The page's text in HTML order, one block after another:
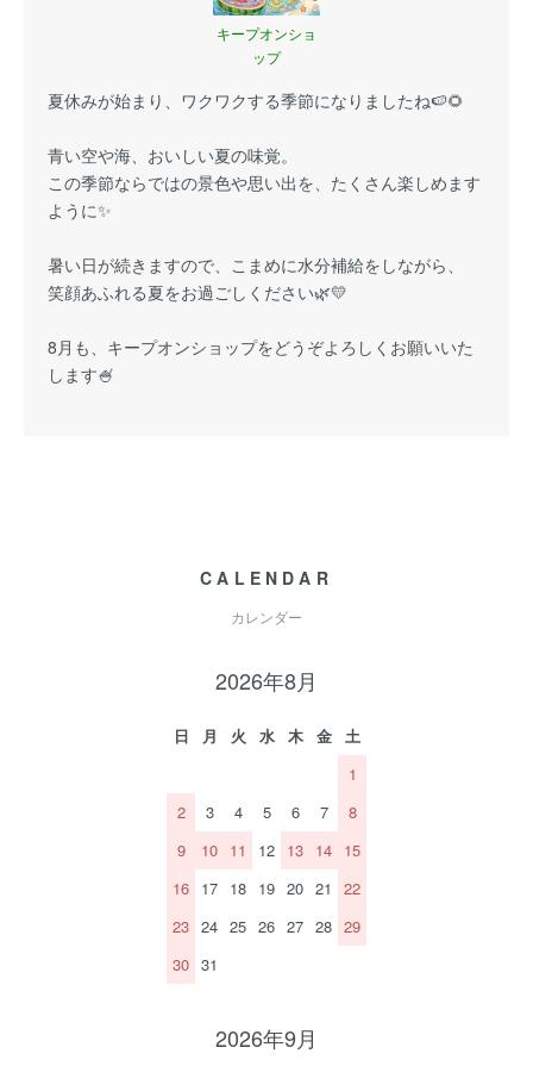
キープオンショ
ップ
夏休みが始まり、ワクワクする季節になりましたね🍉🌻
青い空や海、おいしい夏の味覚。
この季節ならではの景色や思い出を、たくさん楽しめます
ように✨
暑い日が続きますので、こまめに水分補給をしながら、
笑顔あふれる夏をお過ごしください🌿💛
8月も、キープオンショップをどうぞよろしくお願いいた
します🍧
CALENDAR
カレンダー
2026年8月
日 月 火 水 木 金
土
1
2
3 4 5 6 7
8
9
10 11 12 13 14 15
16 17 18 19 20 21
22
23 24 25 26 27 28 29
30 31
2026年9月